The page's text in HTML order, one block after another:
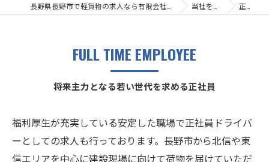
当社を知る 正社員
将来主力となる若い世代を求める正社員
FULL TIME EMPLOYEE
福利厚生が充実している安定した職場で正社員ドライバ
ーとしての求人も行っております。長野市から北信や東
信エリアを中心に建設現場に向けて荷物を届けていただ